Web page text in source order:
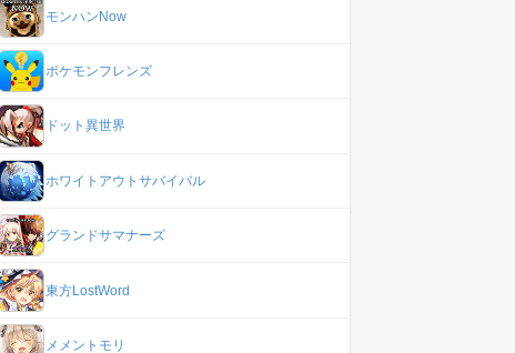
モンハンNow
ポケモンフレンズ
ドット異世界
ホワイトアウトサバイバル
グランドサマナーズ
東方LostWord
メメントモリ